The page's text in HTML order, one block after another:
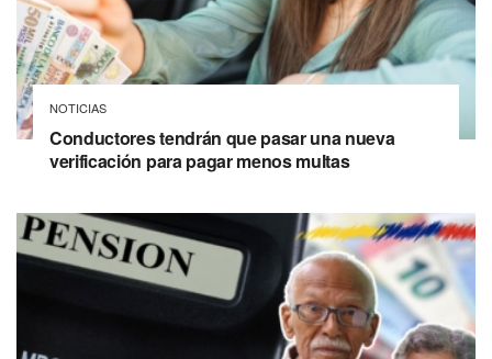
NOTICIAS
Conductores tendrán que pasar una nueva
verificación para pagar menos multas